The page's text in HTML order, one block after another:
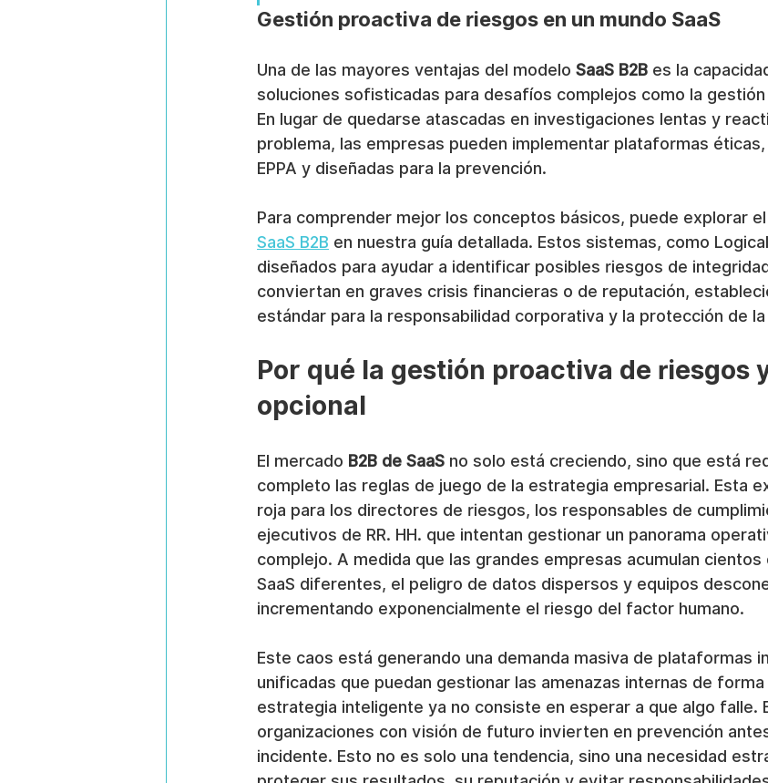
Gestión proactiva de riesgos en un mundo SaaS
Una de las mayores ventajas del modelo SaaS B2B es la
soluciones sofisticadas para desafíos complejos como la
En lugar de quedarse atascadas en investigaciones lentas y
problema, las empresas pueden implementar plataformas éticas,
EPPA y diseñadas para la prevención.
Para comprender mejor los conceptos básicos, puede explorar el
SaaS B2B en nuestra guía detallada. Estos sistemas, como
diseñados para ayudar a identificar posibles riesgos de
conviertan en graves crisis financieras o de reputación,
estándar para la responsabilidad corporativa y la protección de
Por qué la gestión proactiva de riesgos
opcional
El mercado B2B de SaaS no solo está creciendo, sino que está
completo las reglas de juego de la estrategia empresarial. Esta
roja para los directores de riesgos, los responsables de
ejecutivos de RR. HH. que intentan gestionar un panorama
complejo. A medida que las grandes empresas acumulan cientos
SaaS diferentes, el peligro de datos dispersos y equipos
incrementando exponencialmente el riesgo del factor humano.
Este caos está generando una demanda masiva de plataformas
unificadas que puedan gestionar las amenazas internas de
estrategia inteligente ya no consiste en esperar a que algo falle.
organizaciones con visión de futuro invierten en prevención
incidente. Esto no es solo una tendencia, sino una necesidad